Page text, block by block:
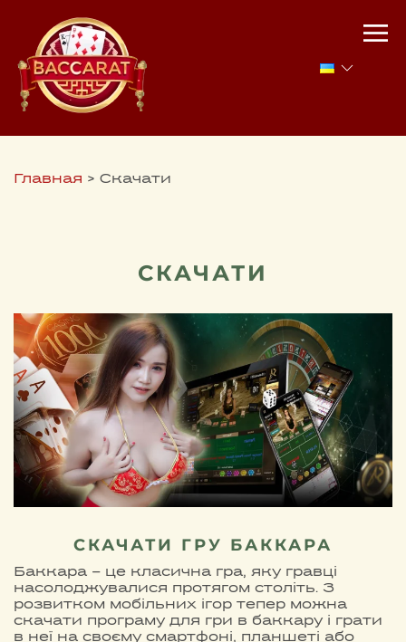
Главная > Скачати
СКАЧАТИ
СКАЧАТИ ГРУ БАККАРА
Баккара – це класична гра, яку гравці
насолоджувалися протягом століть. З
розвитком мобільних ігор тепер можна
скачати програму для гри в баккару і грати
в неї на своєму смартфоні, планшеті або